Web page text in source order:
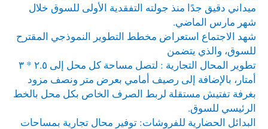
ميداني دقيق جدًا منذ جولته التفقدية الأولى للسوق خلال
شهر مارس الماضي.
شهد الاجتماع استعراض مخطط التطوير النموذجي المقترح
للسوق، والذي يتضمن
تطوير المحال التجارية : لتصل مساحة كل محل إلى ٢.٥ * ٣
أمتار، بالإضافة إلى رصيف أمامي بعرض متر ونصف مزود
بغرفة تفتيش مستقلة لربط الصرف الخاص بكل محل بالخط
الرئيسي للسوق.
البدائل الحضارية للفروشات: توفير محال تجارية بمساحات